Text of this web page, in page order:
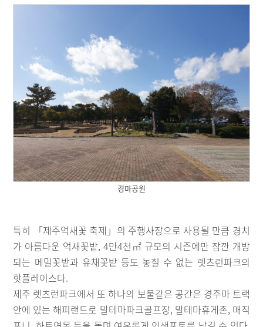
경마공원
특히 「제주억새꽃 축제」의 주행사장으로 사용될 만큼 경치
가 아름다운 억새꽃밭, 4만4천㎡ 규모의 시즌에만 잠깐 개방
되는 메밀꽃밭과 유채꽃밭 등도 놓칠 수 없는 렛츠런파크의
핫플레이스다.
제주 렛츠런파크에서 또 하나의 보물같은 공간은 경주마 트랙
안에 있는 해피랜드로 말테마파크골프장, 말테마휴게존, 매직